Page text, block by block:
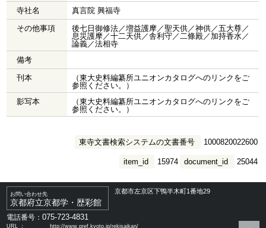
寺社名
真言院 興福寺
その他事項
後七日御修法／増益護摩／聖天供／神供／五大尊／
息災護摩／十二天供／舎利守／二條殿／加持香水／
論義／法相寺
備考
刊本
（東大史料編纂所ユニオンカタログへのリンクをご
参照ください。）
影写本
（東大史料編纂所ユニオンカタログへのリンクをご
参照ください。）
東寺文書検索システムの文書番号 1000820022600
document_id 25044
item_id 15974
お問い合わせ先
京都府立京都学・歴彩館
京都市左京区下鴨半木町1番地29
電話番号：075-723-4831
URL ： http://www.pref.kyoto.jp/rekisaikan/